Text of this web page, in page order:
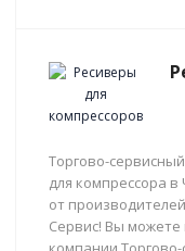
Торгово-
для компрессора
от
Сервис! Вы можете